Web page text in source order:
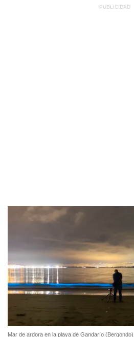
Mar de ardora en la playa de Gandarío (Bergondo).